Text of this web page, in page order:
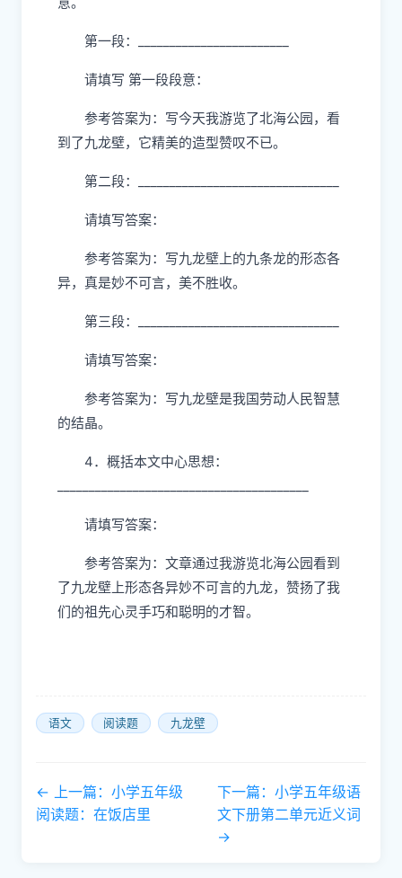
第一段：________________________
请填写 第一段段意：
参考答案为：写今天我游览了北海公园，看
到了九龙壁，它精美的造型赞叹不已。
第二段：________________________________
请填写答案：
参考答案为：写九龙壁上的九条龙的形态各
异，真是妙不可言，美不胜收。
第三段：________________________________
请填写答案：
参考答案为：写九龙壁是我国劳动人民智慧
的结晶。
4．概括本文中心思想：
请填写答案：
参考答案为：文章通过我游览北海公园看到
了九龙壁上形态各异妙不可言的九龙，赞扬了我
们的祖先心灵手巧和聪明的才智。
语文 阅读题 九龙壁
← 上一篇：小学五年级
阅读题：在饭店里
下一篇：小学五年级语
文下册第二单元近义词
→